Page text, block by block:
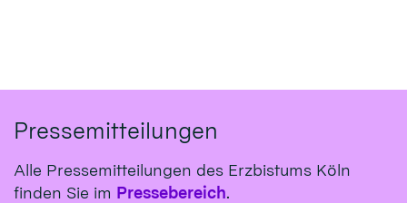
Pressemitteilungen
Alle Pressemitteilungen des Erzbistums Köln
finden Sie im Pressebereich.